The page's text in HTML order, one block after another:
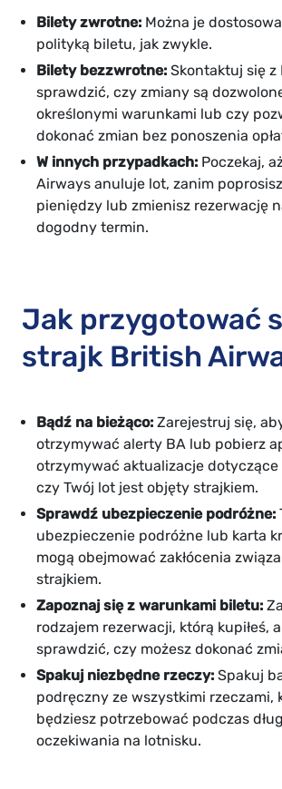
Bilety zwrotne: Można je
polityką biletu, jak zwykle.
Bilety bezzwrotne: Skontaktuj się z
sprawdzić, czy zmiany są
określonymi warunkami lub czy
dokonać zmian bez ponoszenia
W innych przypadkach: Poczekaj,
Airways anuluje lot, zanim
pieniędzy lub zmienisz rezerwację
dogodny termin.
Jak przygotować
strajk British
Bądź na bieżąco: Zarejestruj się,
otrzymywać alerty BA lub pobierz
otrzymywać aktualizacje dotyczące
czy Twój lot jest objęty strajkiem.
Sprawdź ubezpieczenie podróżne:
ubezpieczenie podróżne lub karta
mogą obejmować zakłócenia
strajkiem.
Zapoznaj się z warunkami biletu:
rodzajem rezerwacji, którą kupiłeś,
sprawdzić, czy możesz dokonać
Spakuj niezbędne rzeczy: Spakuj
podręczny ze wszystkimi rzeczami,
będziesz potrzebować podczas
oczekiwania na lotnisku.